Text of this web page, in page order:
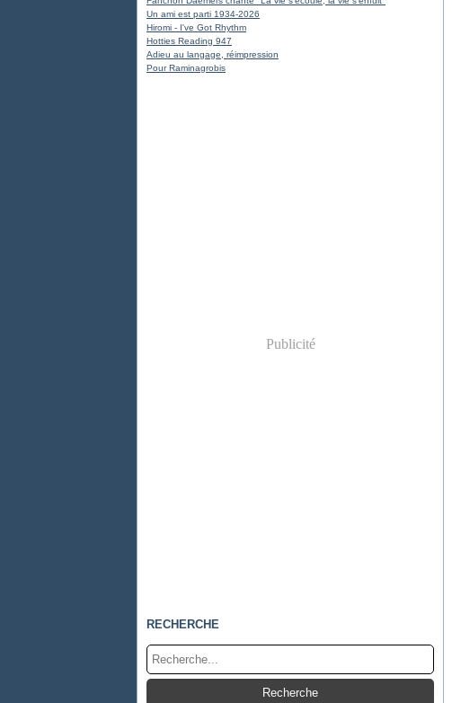
Un ami est parti 1934-2026
Hiromi - I've Got Rhythm
Hotties Reading 947
Adieu au langage, réimpression
Pour Raminagrobis
Publicité
RECHERCHE